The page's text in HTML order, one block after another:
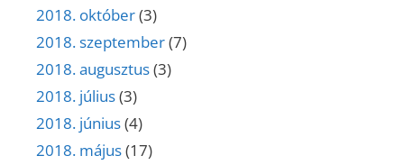
2018. október(3)
2018. szeptember(7)
2018. augusztus(3)
2018. július(3)
2018. június(4)
2018. május(17)